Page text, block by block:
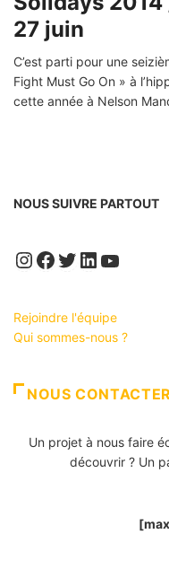
27 juin
C’est parti pour une
Fight Must Go On » à
cette année à Nelson
NOUS SUIVRE PARTOUT
Instagram
Facebook
Twitter
LinkedIn
Rejoindre l'équipe
Qui sommes-nous ?
NOUS CONTACTER
Un projet à nous faire
découvrir ? Un